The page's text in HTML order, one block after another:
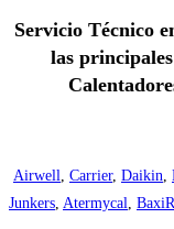
Servicio Técnico
las
Airwell, Carrier, Daikin,
Junkers, Atermycal,